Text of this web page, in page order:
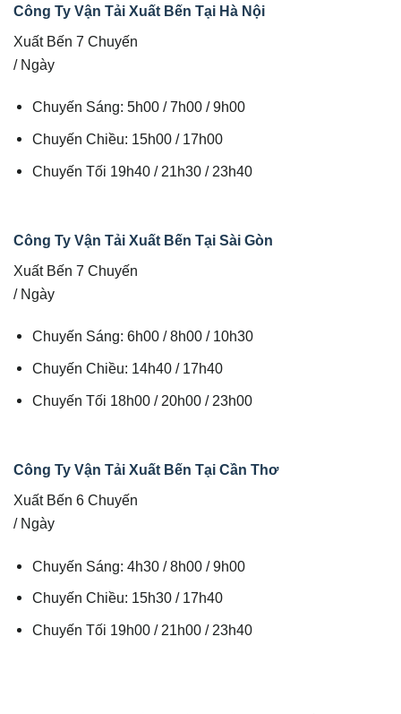
Công Ty Vận Tải Xuất Bến Tại Hà Nội
Xuất Bến 7 Chuyến
/ Ngày
Chuyến Sáng: 5h00 / 7h00 / 9h00
Chuyến Chiều: 15h00 / 17h00
Chuyến Tối 19h40 / 21h30 / 23h40
Công Ty Vận Tải Xuất Bến Tại Sài Gòn
Xuất Bến 7 Chuyến
/ Ngày
Chuyến Sáng: 6h00 / 8h00 / 10h30
Chuyến Chiều: 14h40 / 17h40
Chuyến Tối 18h00 / 20h00 / 23h00
Công Ty Vận Tải Xuất Bến Tại Cần Thơ
Xuất Bến 6 Chuyến
/ Ngày
Chuyến Sáng: 4h30 / 8h00 / 9h00
Chuyến Chiều: 15h30 / 17h40
Chuyến Tối 19h00 / 21h00 / 23h40